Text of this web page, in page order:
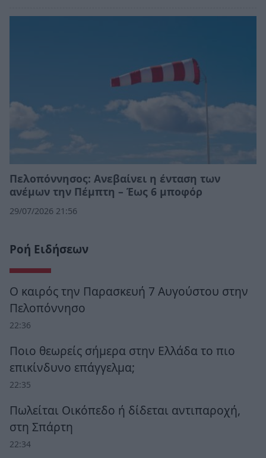
Πελοπόννησος: Ανεβαίνει η ένταση των
ανέμων την Πέμπτη – Έως 6 μποφόρ
29/07/2026 21:56
Ροή Ειδήσεων
Ο καιρός την Παρασκευή 7 Αυγούστου στην
Πελοπόννησο
22:36
Ποιο θεωρείς σήμερα στην Ελλάδα το πιο
επικίνδυνο επάγγελμα;
22:35
Πωλείται Οικόπεδο ή δίδεται αντιπαροχή,
στη Σπάρτη
22:34